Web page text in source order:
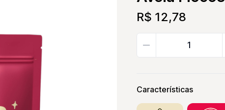
R$ 12,78
Características